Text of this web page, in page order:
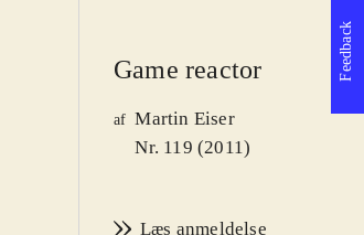
Game reactor
af Martin Eiser
Nr. 119 (2011)
Læs anmeldelse
Feedback